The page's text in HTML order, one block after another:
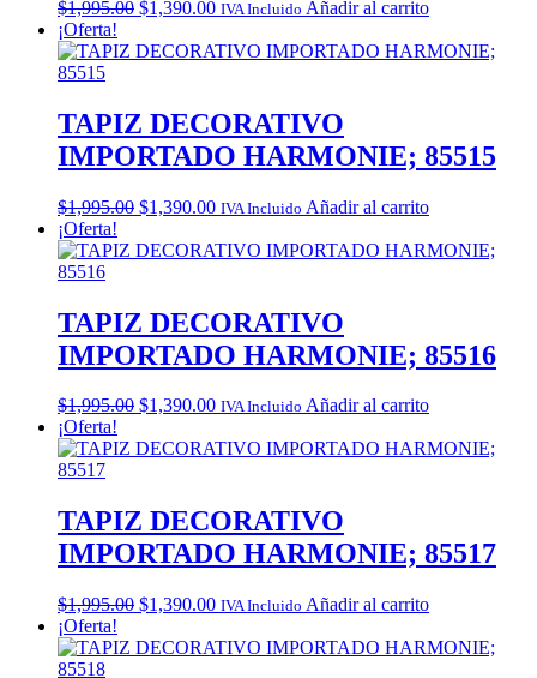
$1,995.00 Original
was:
$1,390.00Current
is:
IVA Incluido Añadir al carrito
¡Oferta!
TAPIZ DECORATIVO
IMPORTADO HARMONIE; 85515
$1,995.00 Original
was:
$1,390.00Current
is:
IVA Incluido Añadir al carrito
¡Oferta!
TAPIZ DECORATIVO
IMPORTADO HARMONIE; 85516
$1,995.00 Original
was:
$1,390.00Current
is:
IVA Incluido Añadir al carrito
¡Oferta!
TAPIZ DECORATIVO
IMPORTADO HARMONIE; 85517
$1,995.00 Original
was:
$1,390.00Current
is:
IVA Incluido Añadir al carrito
¡Oferta!